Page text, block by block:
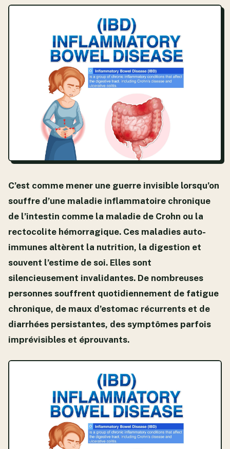
C’est comme mener une guerre invisible lorsqu’on
souffre d’une maladie inflammatoire chronique
de l’intestin comme la maladie de Crohn ou la
rectocolite hémorragique. Ces maladies auto-
immunes altèrent la nutrition, la digestion et
souvent l’estime de soi. Elles sont
silencieusement invalidantes. De nombreuses
personnes souffrent quotidiennement de fatigue
chronique, de maux d’estomac récurrents et de
diarrhées persistantes, des symptômes parfois
imprévisibles et éprouvants.